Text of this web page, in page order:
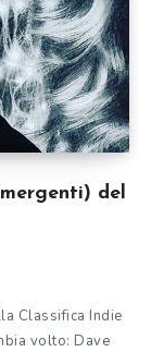
del
Classifica Indie
volto: Dave